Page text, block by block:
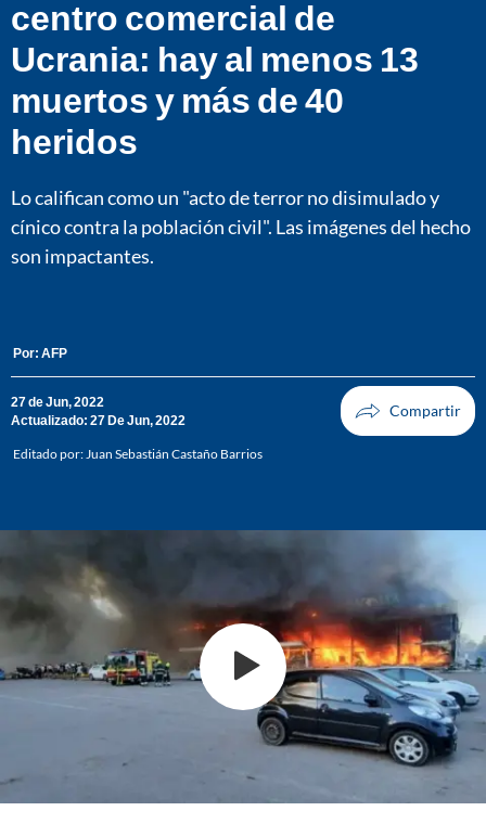
centro comercial de
Ucrania: hay al menos 13
muertos y más de 40
heridos
Lo califican como un "acto de terror no disimulado y
cínico contra la población civil". Las imágenes del hecho
son impactantes.
Por: AFP
27 de Jun, 2022
Actualizado: 27 De Jun, 2022
Editado por:Juan Sebastián Castaño Barrios